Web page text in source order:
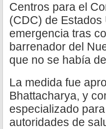
Centros para el
(CDC) de
emergencia tras
barrenador del
que no se había
La medida fue
Bhattacharya, y
especializado
autoridades de